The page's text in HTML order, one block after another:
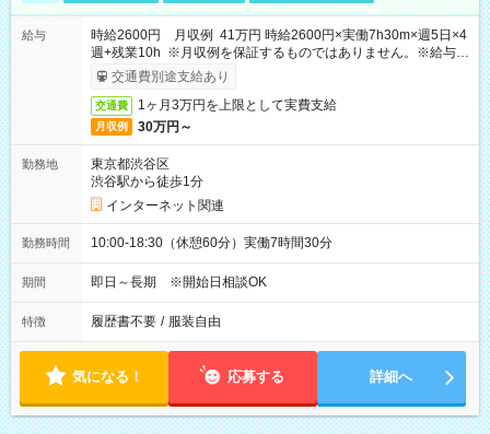
給与
時給2600円 月収例 41万円 時給2600円×実働7h30m×週5日×4
週+残業10h ※月収例を保証するものではありません。※給与即
受取りサービス利用可（利用条件有）
交通費別途支給あり
交通費 1ヶ月3万円を上限として実費支給
月収例 30万円～
勤務地
東京都渋谷区
渋谷駅から徒歩1分
インターネット関連
勤務時間 10:00-18:30（休憩60分）実働7時間30分
期間 即日～長期 ※開始日相談OK
特徴 履歴書不要 / 服装自由
気になる！ 応募する 詳細へ